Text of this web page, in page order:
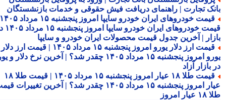
تجارت | راهنمای دریافت فیش حقوقی و خدمات بازنشستگان
قیمت خودروهای ایران خودرو سایپا امروز پنجشنبه ۱۵ مرداد ۱۴۰۵ |
قیمت خودروهای ایران خودرو سایپا امروز پنجشنبه ۱۵ مرداد ۱۴۰۵ در
| آخرین جدول قیمت محصولات ایران خودرو و سایپا
قیمت ارز دلار یورو امروز پنجشنبه ۱۵ مرداد ۱۴۰۵ | قیمت ارز دلار
یورو امروز پنجشنبه ۱۵ مرداد ۱۴۰۵ چقدر شد؟ | آخرین نرخ دلار و یورو
آزاد
قیمت طلا ۱۸ عیار امروز پنجشنبه ۱۵ مرداد ۱۴۰۵ | قیمت طلا ۱۸
عیار امروز پنجشنبه ۱۵ مرداد ۱۴۰۵ چقدر شد؟ | آخرین تغییرات قیمت
امروز